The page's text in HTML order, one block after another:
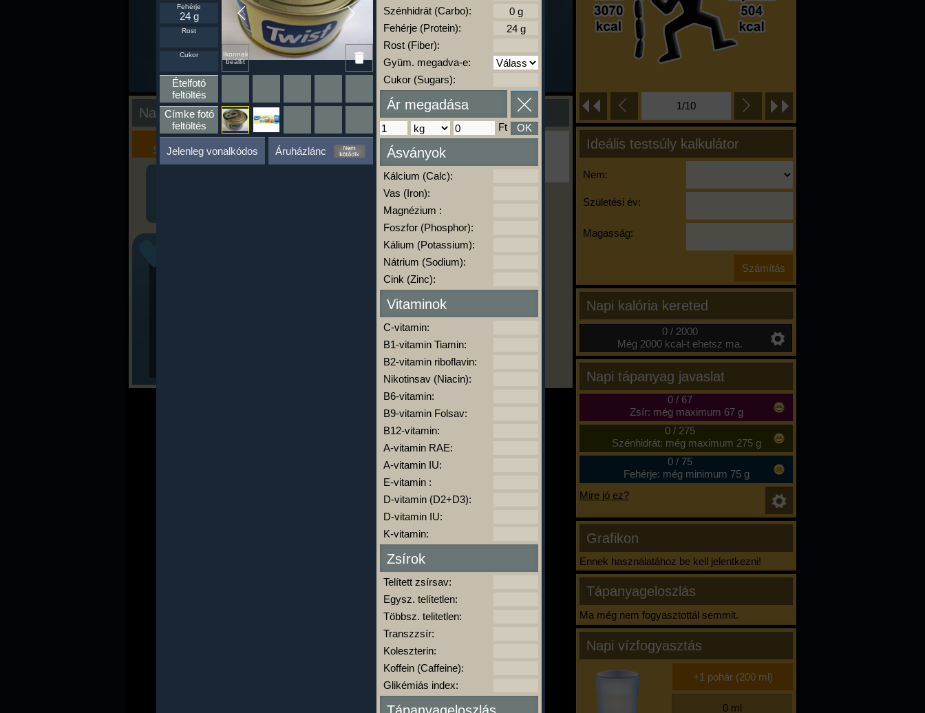
1/10
Ideális testsúly kalkulátor
Nem:
Születési év:
Magasság:
Napi kalória kereted
0 / 2000
Még 2000 kcal-t ehetsz ma.
Napi tápanyag javaslat
0/ 67
Zsír: még maximum 67 g
0/ 275
Szénhidrát: még maximum 275 g
0/ 75
Fehérje: még minimum 75 g
Mire jó ez?
Grafikon
Ennek használatához be kell jelentkezni!
Tápanyageloszlás
Ma még nem fogyasztottál semmit.
Napi vízfogyasztás
Nap kiértékelése
Kalória
Szimulátor
Szöveges
Értékelés
Ha ma már nem eszel/sportolsz többet,
kattints a kiértékelésre!
A Kalória Szimulátor Prémium funkció.
kalóriabázis.hu
-
Ikonnak
beállít
Fehérje
24 g
Rost
Cukor
Ételfotó
feltöltés
Címke fotó
feltöltés
Jelenleg vonalkódos Áruházlánc
Szénhidrát (Carbo):
Fehérje (Protein):
Rost (Fiber):
Gyüm. megadva-e:
Cukor (Sugars):
Ár megadása
Ft OK
Ásványok
Kálcium (Calc):
Vas (Iron):
Magnézium :
Foszfor (Phosphor):
Kálium (Potassium):
Nátrium (Sodium):
Cink (Zinc):
Vitaminok
C-vitamin:
B1-vitamin Tiamin:
B2-vitamin riboflavin:
Nikotinsav (Niacin):
B6-vitamin:
B9-vitamin Folsav:
B12-vitamin:
A-vitamin RAE:
A-vitamin IU:
E-vitamin :
D-vitamin (D2+D3):
D-vitamin IU:
K-vitamin:
Zsírok
Telített zsírsav:
Egysz. telítetlen:
Többsz. telitetlen:
Transzzsír:
Koleszterin:
Koffein (Caffeine):
Glikémiás index: